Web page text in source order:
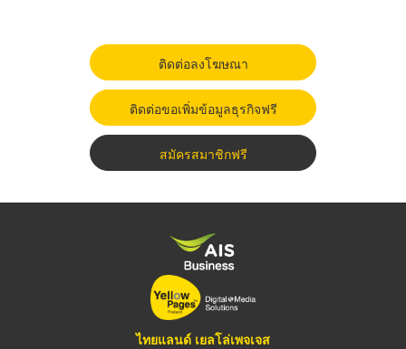
ติดต่อลงโฆษณา
ติดต่อขอเพิ่มข้อมูลธุรกิจฟรี
สมัครสมาชิกฟรี
ไทยแลนด์ เยลโล่เพจเจส